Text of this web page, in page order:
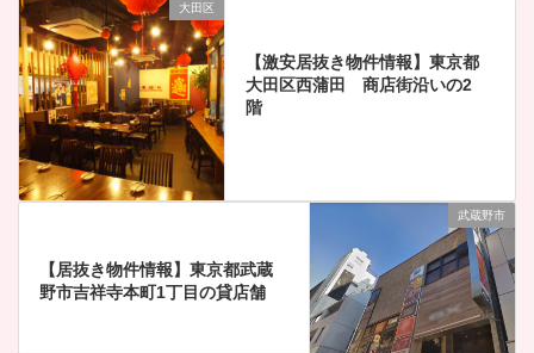
大田区
【激安居抜き物件情報】東京都
大田区西蒲田 商店街沿いの2
階
武蔵野市
【居抜き物件情報】東京都武蔵
野市吉祥寺本町1丁目の貸店舗